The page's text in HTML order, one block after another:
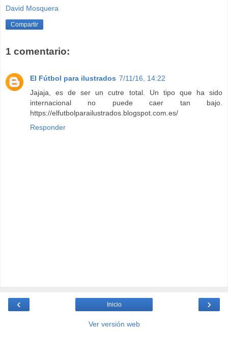
David Mosquera
Compartir
1 comentario:
El Fútbol para ilustrados 7/11/16, 14:22
Jajaja, es de ser un cutre total. Un tipo que ha sido
internacional no puede caer tan bajo.
https://elfutbolparailustrados.blogspot.com.es/
Responder
‹ ›
Inicio
Ver versión web